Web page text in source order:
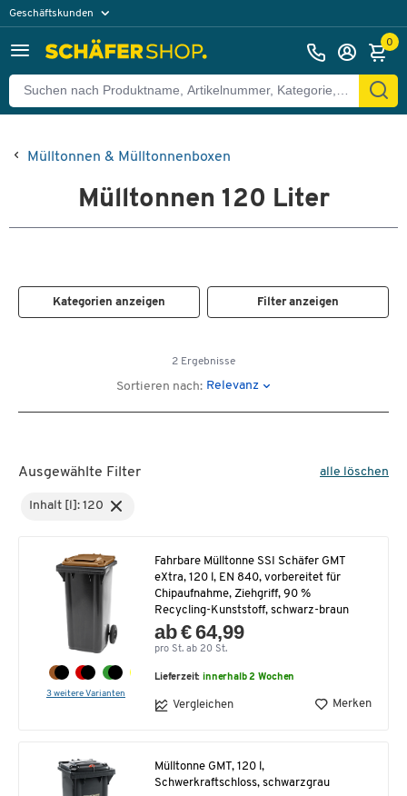
Geschäftskunden
0
Mülltonnen & Mülltonnenboxen
Mülltonnen 120 Liter
Kategorien anzeigen Filter anzeigen
2 Ergebnisse
Sortieren nach: Relevanz
Ausgewählte Filter alle löschen
Inhalt [l]: 120
3 weitere Varianten
Fahrbare Mülltonne SSI Schäfer GMT
eXtra, 120 l, EN 840, vorbereitet für
Chipaufnahme, Ziehgriff, 90 %
Recycling-Kunststoff, schwarz-braun
ab € 64,99
pro St. ab 20 St.
Lieferzeit:innerhalb 2 Wochen
Vergleichen Merken
Mülltonne GMT, 120 l,
Schwerkraftschloss, schwarzgrau